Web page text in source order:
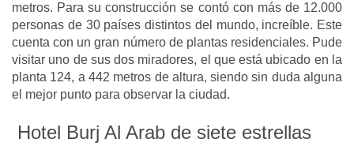
metros. Para su construcción se contó con más de 12.000
personas de 30 países distintos del mundo, increíble. Este
cuenta con un gran número de plantas residenciales. Pude
visitar uno de sus dos miradores, el que está ubicado en la
planta 124, a 442 metros de altura, siendo sin duda alguna
el mejor punto para observar la ciudad.
Hotel Burj Al Arab de siete estrellas